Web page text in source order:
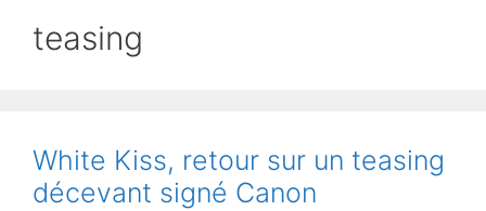
teasing
White Kiss, retour sur un teasing
décevant signé Canon